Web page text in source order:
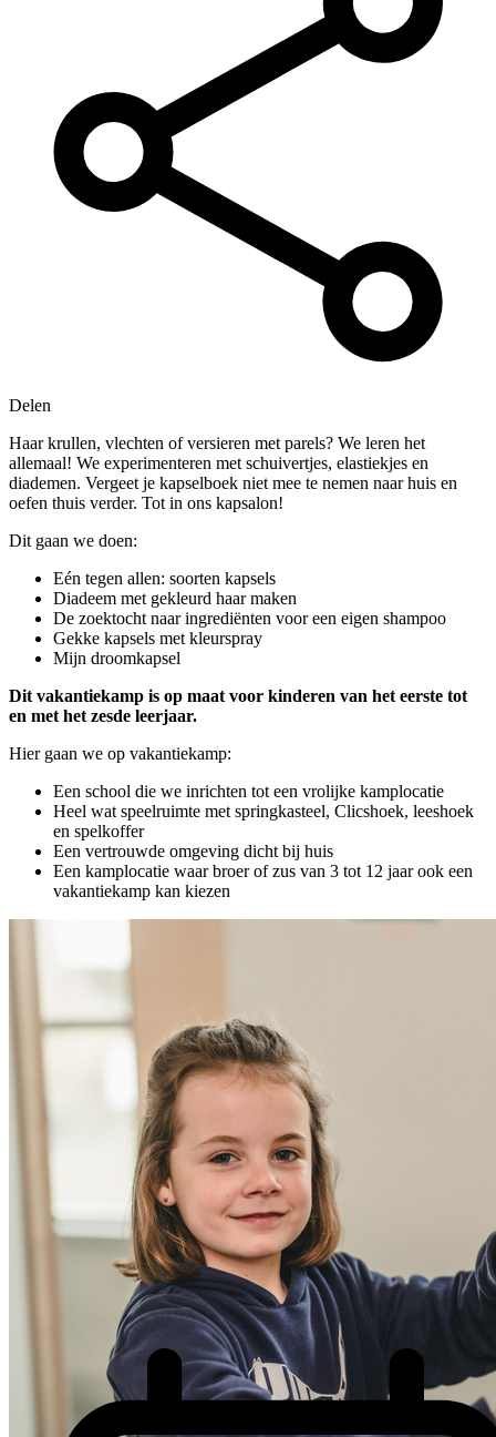
Delen
Haar krullen, vlechten of versieren met parels? We leren het
allemaal! We experimenteren met schuivertjes, elastiekjes en
diademen. Vergeet je kapselboek niet mee te nemen naar huis en
oefen thuis verder. Tot in ons kapsalon!
Dit gaan we doen:
Eén tegen allen: soorten kapsels
Diadeem met gekleurd haar maken
De zoektocht naar ingrediënten voor een eigen shampoo
Gekke kapsels met kleurspray
Mijn droomkapsel
Dit vakantiekamp is op maat voor kinderen van het eerste tot
en met het zesde leerjaar.
Hier gaan we op vakantiekamp:
Een school die we inrichten tot een vrolijke kamplocatie
Heel wat speelruimte met springkasteel, Clicshoek, leeshoek
en spelkoffer
Een vertrouwde omgeving dicht bij huis
Een kamplocatie waar broer of zus van 3 tot 12 jaar ook een
vakantiekamp kan kiezen